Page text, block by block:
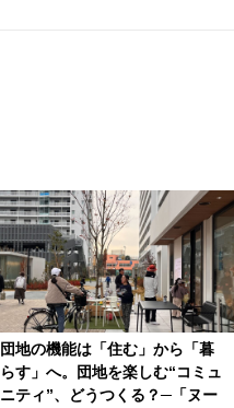
団地の機能は「住む」から「暮
らす」へ。団地を楽しむ“コミュ
ニティ”、どうつくる？─「ヌー